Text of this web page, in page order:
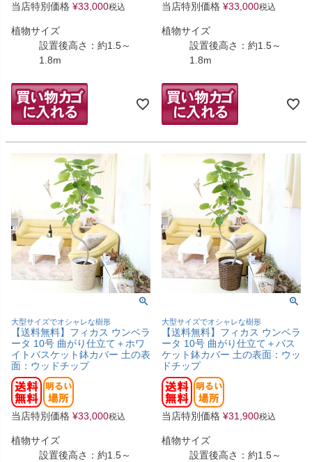
当店特別価格 ¥33,000税込
植物サイズ
設置後高さ：約1.5～
1.8m
当店特別価格 ¥33,000税込
植物サイズ
設置後高さ：約1.5～
1.8m
大型サイズでオシャレな樹形
【送料無料】フィカス ウンベラ
ータ 10号 曲がり仕立て＋ホワ
イトバスケット鉢カバー 土の表
面：ウッドチップ
当店特別価格 ¥33,000税込
植物サイズ
設置後高さ：約1.5～
大型サイズでオシャレな樹形
【送料無料】フィカス ウンベラ
ータ 10号 曲がり仕立て＋バス
ケット鉢カバー 土の表面：ウッ
ドチップ
当店特別価格 ¥31,900税込
植物サイズ
設置後高さ：約1.5～